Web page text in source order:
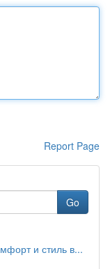
Report Page
Go
и стиль в...